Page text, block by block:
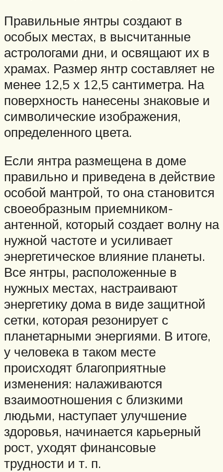
Правильные янтры создают в
особых местах, в высчитанные
астрологами дни, и освящают их в
храмах. Размер янтр составляет не
менее 12,5 х 12,5 сантиметра. На
поверхность нанесены знаковые и
символические изображения,
определенного цвета.
Если янтра размещена в доме
правильно и приведена в действие
особой мантрой, то она становится
своеобразным приемником-
антенной, который создает волну на
нужной частоте и усиливает
энергетическое влияние планеты.
Все янтры, расположенные в
нужных местах, настраивают
энергетику дома в виде защитной
сетки, которая резонирует с
планетарными энергиями. В итоге,
у человека в таком месте
происходят благоприятные
изменения: налаживаются
взаимоотношения с близкими
людьми, наступает улучшение
здоровья, начинается карьерный
рост, уходят финансовые
трудности и т. п.